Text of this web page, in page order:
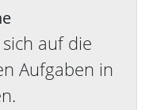
auf die
Aufgaben in